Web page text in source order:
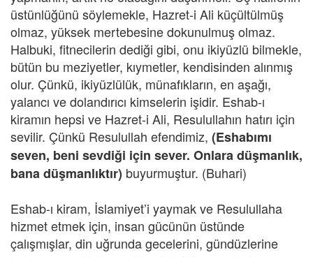
üstünlüğünü söylemekle, Hazret-i Ali küçültülmüş
olmaz, yüksek mertebesine dokunulmuş olmaz.
Halbuki, fitnecilerin dediği gibi, onu ikiyüzlü bilmekle,
bütün bu meziyetler, kıymetler, kendisinden alınmış
olur. Çünkü, ikiyüzlülük, münafıkların, en aşağı,
yalancı ve dolandırıcı kimselerin işidir. Eshab-ı
kiramın hepsi ve Hazret-i Ali, Resulullahın hatırı için
sevilir. Çünkü Resulullah efendimiz, (Eshabımı
seven, beni sevdiği için sever. Onlara düşmanlık,
bana düşmanlıktır) buyurmuştur. (Buhari)
Eshab-ı kiram, İslamiyet’i yaymak ve Resulullaha
hizmet etmek için, insan gücünün üstünde
çalışmışlar, din uğrunda gecelerini, gündüzlerine